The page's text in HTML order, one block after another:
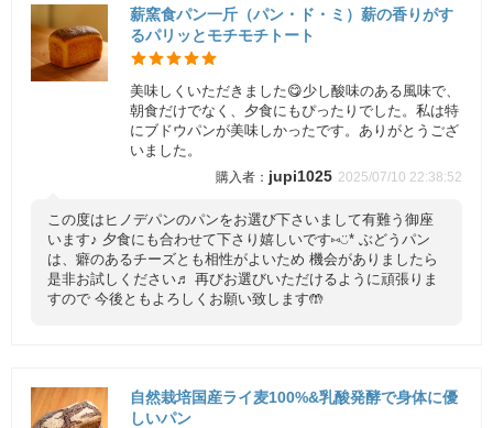
薪窯食パン一斤（パン・ド・ミ）薪の香りがす
るパリッとモチモチトート
美味しくいただきました😋少し酸味のある風味で、
朝食だけでなく、夕食にもぴったりでした。私は特
にブドウパンが美味しかったです。ありがとうござ
いました。
jupi1025 2025/07/10 22:38:52
この度はヒノデパンのパンをお選び下さいまして有難う御座
います♪ 夕食にも合わせて下さり嬉しいです⑅◡̈* ぶどうパン
は、癖のあるチーズとも相性がよいため 機会がありましたら
是非お試しください♬ 再びお選びいただけるように頑張りま
すので 今後ともよろしくお願い致します🤲
自然栽培国産ライ麦100%&乳酸発酵で身体に優
しいパン